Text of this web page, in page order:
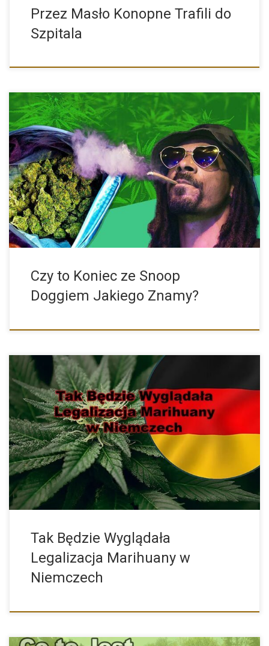
Przez Masło Konopne Trafili do
Szpitala
Legenda hip-hopu i wieloletni wielbiciel marihuany Snoop Dogg,
zszokował opinię […]
Czy to Koniec ze Snoop
Doggiem Jakiego Znamy?
Dzisiaj, tj. 12 kwietnia 2023 roku na konferencji prasowej
Minister […]
Tak Będzie Wyglądała
Legalizacja Marihuany w
Niemczech